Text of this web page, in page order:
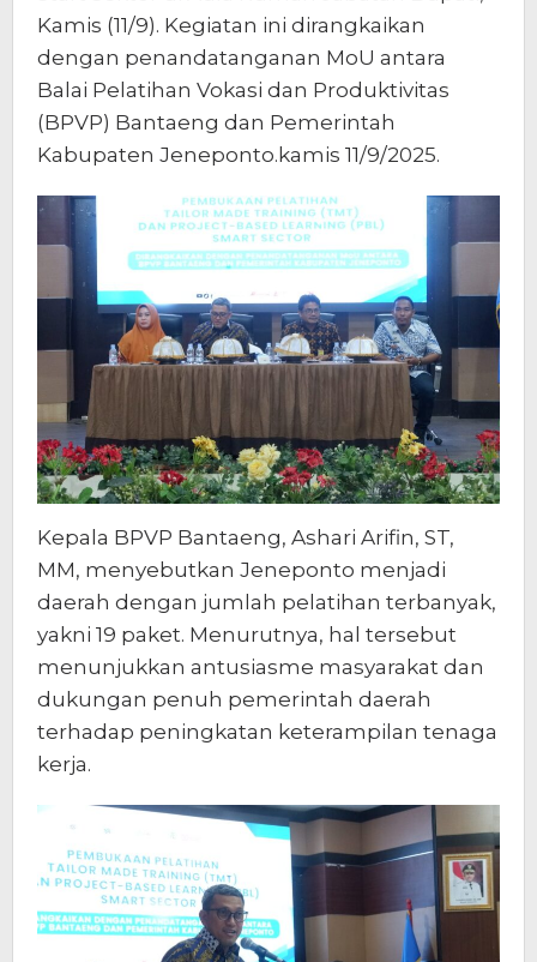
Kamis (11/9). Kegiatan ini dirangkaikan
dengan penandatanganan MoU antara
Balai Pelatihan Vokasi dan Produktivitas
(BPVP) Bantaeng dan Pemerintah
Kabupaten Jeneponto.kamis 11/9/2025.
Kepala BPVP Bantaeng, Ashari Arifin, ST,
MM, menyebutkan Jeneponto menjadi
daerah dengan jumlah pelatihan terbanyak,
yakni 19 paket. Menurutnya, hal tersebut
menunjukkan antusiasme masyarakat dan
dukungan penuh pemerintah daerah
terhadap peningkatan keterampilan tenaga
kerja.